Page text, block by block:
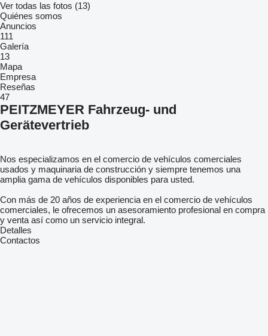
Ver todas las fotos (13)
Quiénes somos
Anuncios
111
Galería
13
Mapa
Empresa
Reseñas
47
PEITZMEYER Fahrzeug- und
Gerätevertrieb
Nos especializamos en el comercio de vehículos comerciales
usados ​​y maquinaria de construcción y siempre tenemos una
amplia gama de vehículos disponibles para usted.
Con más de 20 años de experiencia en el comercio de vehículos
comerciales, le ofrecemos un asesoramiento profesional en compra
y venta así como un servicio integral.
Detalles
Contactos